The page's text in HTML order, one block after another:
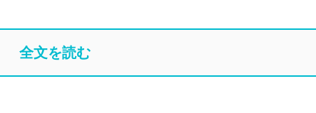
全文を読む